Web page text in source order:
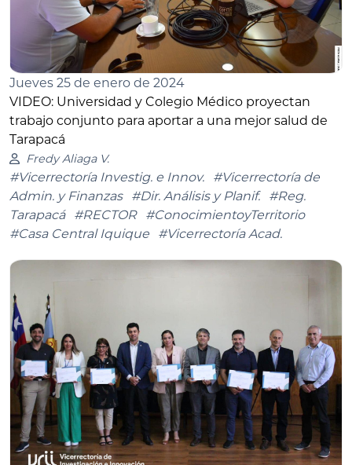
Jueves 25 de enero de 2024
VIDEO: Universidad y Colegio Médico proyectan
trabajo conjunto para aportar a una mejor salud de
Tarapacá
Fredy Aliaga V.
#Vicerrectoría Investig. e Innov.
#Vicerrectoría de
Admin. y Finanzas
#Dir. Análisis y Planif.
#Reg.
Tarapacá
#RECTOR
#ConocimientoyTerritorio
#Casa Central Iquique
#Vicerrectoría Acad.